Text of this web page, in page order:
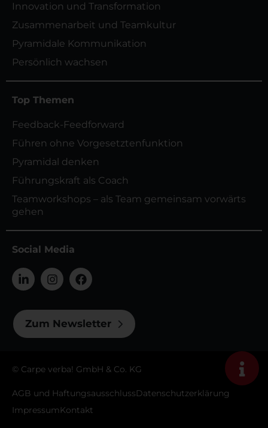
Innovation und Transformation
Zusammenarbeit und Teamkultur
Pyramidale Kommunikation
Persönlich wachsen
Top Themen
Feedback-Feedforward
Führen ohne Vorgesetztenfunktion
Pyramidal denken
Führungskraft als Coach
Teamworkshops – als Team gemeinsam vorwärts
gehen
Social Media
Zum Newsletter
© Carpe verba! GmbH & Co. KG
AGB und HaftungsausschlussDatenschutzerklärung
ImpressumKontakt